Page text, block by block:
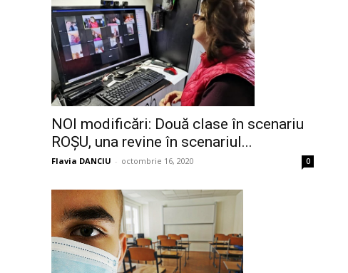
NOI modificări: Două clase în scenariu
ROȘU, una revine în scenariul...
Flavia DANCIU - octombrie 16, 2020 0